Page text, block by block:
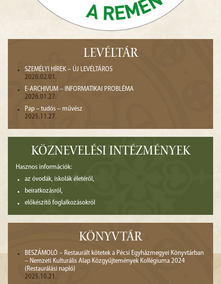
LEVÉLTÁR
SZEMÉLYI HÍREK – ÚJ LEVÉLTÁROS
2026.02.01.
E-ARCHIVUM – INFORMATIKAI PROBLÉMA
2026.01.27.
Pap – tudós – művész
2025.11.27.
KÖZNEVELÉSI INTÉZMÉNYEK
Hasznos információk:
az óvodák, iskolák életéről,
beiratkozásról,
előkészítő foglalkozásokról
KÖNYVTÁR
BESZÁMOLÓ – Restaurált kötetek a Pécsi Egyházmegyei Könyvtárban
– Nemzeti Kulturális Alap Közgyűjtemények Kollégiuma 2024
(Restaurálási napló)
2025.10.21.